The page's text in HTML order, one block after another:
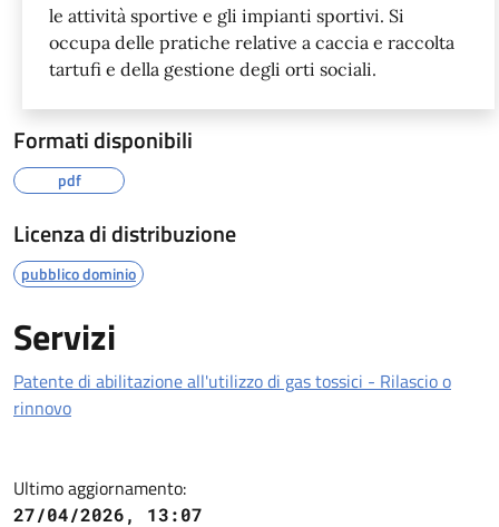
le attività sportive e gli impianti sportivi. Si
occupa delle pratiche relative a caccia e raccolta
tartufi e della gestione degli orti sociali.
Formati disponibili
pdf
Licenza di distribuzione
pubblico dominio
Servizi
Patente di abilitazione all'utilizzo di gas tossici - Rilascio o
rinnovo
Ultimo aggiornamento:
27/04/2026, 13:07